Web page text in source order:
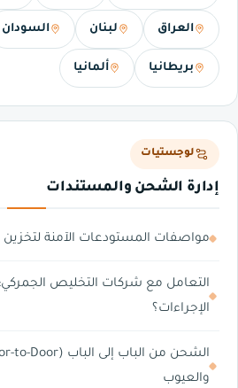
العراق لبنان السودان
بريطانيا ألمانيا
لوجستيات
إدارة الشحن والمستندات
مواصفات المستودعات الآمنة لتخزين
التعامل مع شركات التخليص
الإجراءات؟
والعيوب